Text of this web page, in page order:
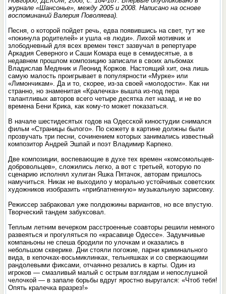
журнале «Шансонье», между 2005 и 2008. Написано на основе
воспоминаний Валерия Поволяева).
Песня, о которой пойдет речь, едва появившись на свет, тут же
«покинула родителей» и ушла «в люди». Лихой мотивчик и
злободневный для всех времен текст зазвучал в репертуаре
Аркадия Северного и Саши Комара еще в семидесятые, а в
недавнем прошлом композицию записали в своих альбомах
Владислав Медяник и Леонид Коржов. Настоящий хит, она лишь
самую малость проигрывает в популярности «Мурке» или
«Лимончикам». Да и то, скорее, из-за своей «молодости». Как ни
странно, но знаменитая «Кралечка» вышла из-под пера
талантливых авторов всего четыре десятка лет назад, и не во
времена Бени Крика, как кому-то может показаться.
В начале шестидесятых годов на Одесской киностудии снимался
фильм «Страницы былого». По сюжету в картине должны были
прозвучать три песни, сочинением которых занимались известный
композитор Андрей Эшпай и поэт Владимир Карпеко.
Две композиции, воспевающие в духе тех времен «комсомольцев-
добровольцев», сложились легко, а вот с третьей, которую по
сценарию исполнял хулиган Яшка Пятачок, авторам пришлось
намучиться. Никак не выходило у морально устойчивых советских
художников изобразить «приблатненную» музыкальную зарисовку.
Режиссер забраковал уже полдюжины вариантов, но все впустую.
Творческий тандем забуксовал.
Теплым летним вечерком расстроенные соавторы решили немного
развеяться и прогуляться по «красавице Одессе». Задумчивые
компаньоны не спеша бродили по улочкам и оказались в
небольшом скверике. Дни стояли погожие, парни криминального
вида, в кепочках-восьмиклинках, тельняшках и со сверкающими
рандолевыми фиксами, отчаянно резались в карты. Один из
игроков — смазливый малый с острым взглядам и непослушной
челочкой — в запале борьбы вдруг яростно выругался: «Чтоб тебя!
Опять кралечка вразрез!»